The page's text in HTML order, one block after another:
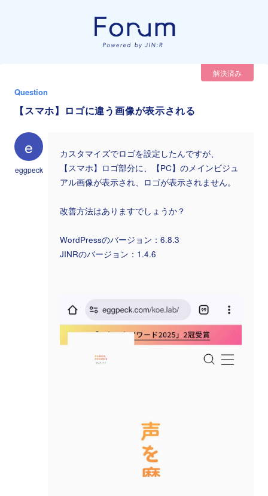
解決済み
Question
【スマホ】ロゴに違う画像が表示される
e
eggpeck
カスタマイズでロゴを設定したんですが、
【スマホ】ロゴ部分に、【PC】のメインビジュ
アル画像が表示され、ロゴが表示されません。
改善方法はありますでしょうか？
WordPressのバージョン：6.8.3
JINRのバージョン：1.4.6